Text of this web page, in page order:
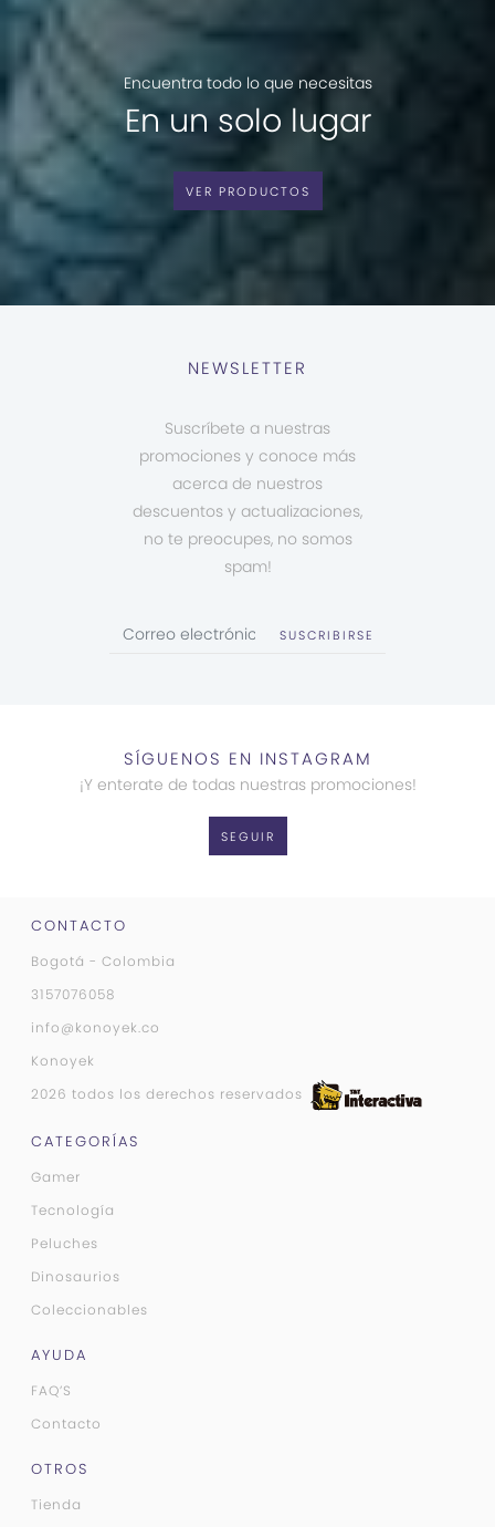
Encuentra todo lo que necesitas
En un solo lugar
VER PRODUCTOS
NEWSLETTER
Suscríbete a nuestras
promociones y conoce más
acerca de nuestros
descuentos y actualizaciones,
no te preocupes, no somos
spam!
SUSCRIBIRSE
SÍGUENOS EN INSTAGRAM
¡Y enterate de todas nuestras promociones!
SEGUIR
CONTACTO
Bogotá - Colombia
3157076058
info@konoyek.co
Konoyek
2026 todos los derechos reservados
CATEGORÍAS
Gamer
Tecnología
Peluches
Dinosaurios
Coleccionables
AYUDA
FAQ’S
Contacto
OTROS
Tienda